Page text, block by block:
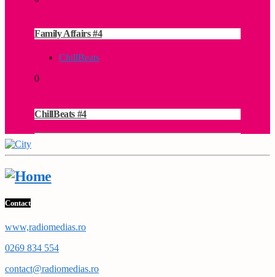
Family Affairs #4
ChillBeats
0
ChillBeats #4
Contact
www,radiomedias.ro
0269 834 554
contact@radiomedias.ro